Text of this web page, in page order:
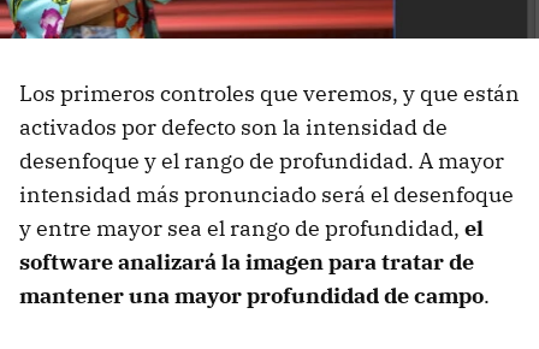
Los primeros controles que veremos, y que están
activados por defecto son la intensidad de
desenfoque y el rango de profundidad. A mayor
intensidad más pronunciado será el desenfoque
y entre mayor sea el rango de profundidad, el
software analizará la imagen para tratar de
mantener una mayor profundidad de campo.